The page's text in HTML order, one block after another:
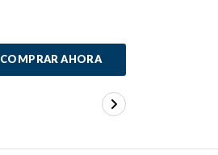
COMPRAR AHORA